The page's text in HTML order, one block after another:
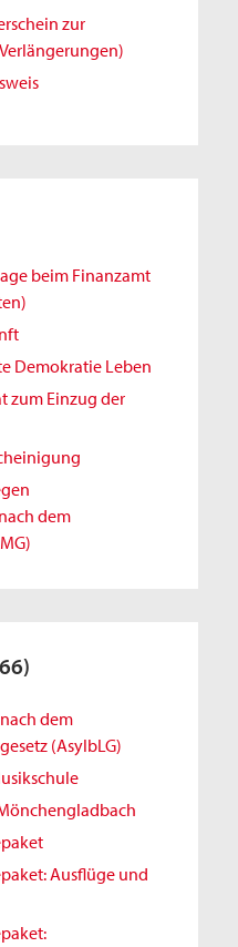
zur
beim Finanzamt
Demokratie Leben
zum Einzug der
dem
dem
(AsylbLG)
Ausflüge und